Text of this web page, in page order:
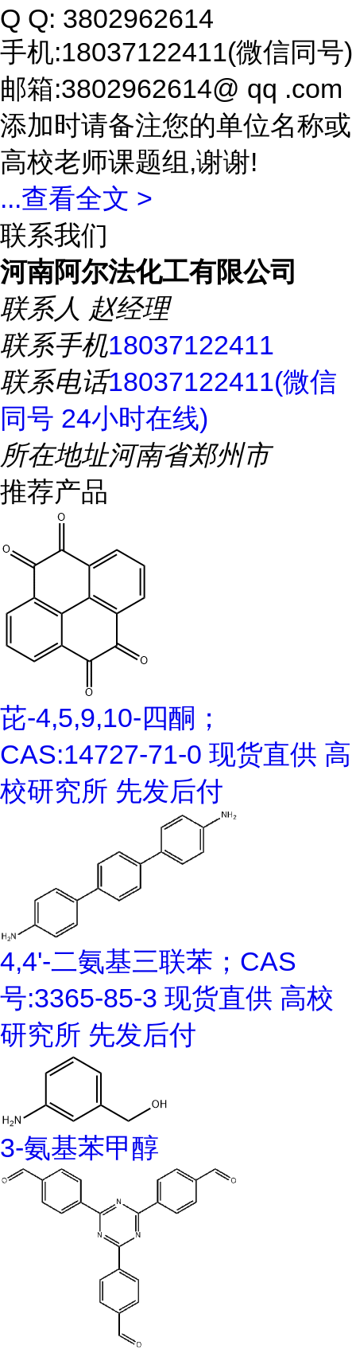
Q Q: 3802962614
手机:18037122411(微信同号)
邮箱:3802962614@ qq .com
添加时请备注您的单位名称或
高校老师课题组,谢谢!
...查看全文 >
联系我们
河南阿尔法化工有限公司
联系人 赵经理
联系手机18037122411
联系电话18037122411(微信
同号 24小时在线)
所在地址河南省郑州市
推荐产品
芘-4,5,9,10-四酮；
CAS:14727-71-0 现货直供 高
校研究所 先发后付
4,4'-二氨基三联苯；CAS
号:3365-85-3 现货直供 高校
研究所 先发后付
3-氨基苯甲醇